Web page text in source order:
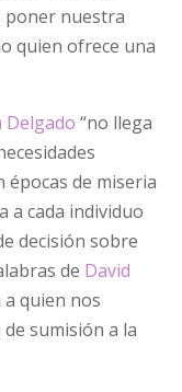
poner nuestra
quien ofrece una
Delgado “no llega
épocas de miseria
a cada individuo
decisión sobre
de David
a quien nos
sumisión a la